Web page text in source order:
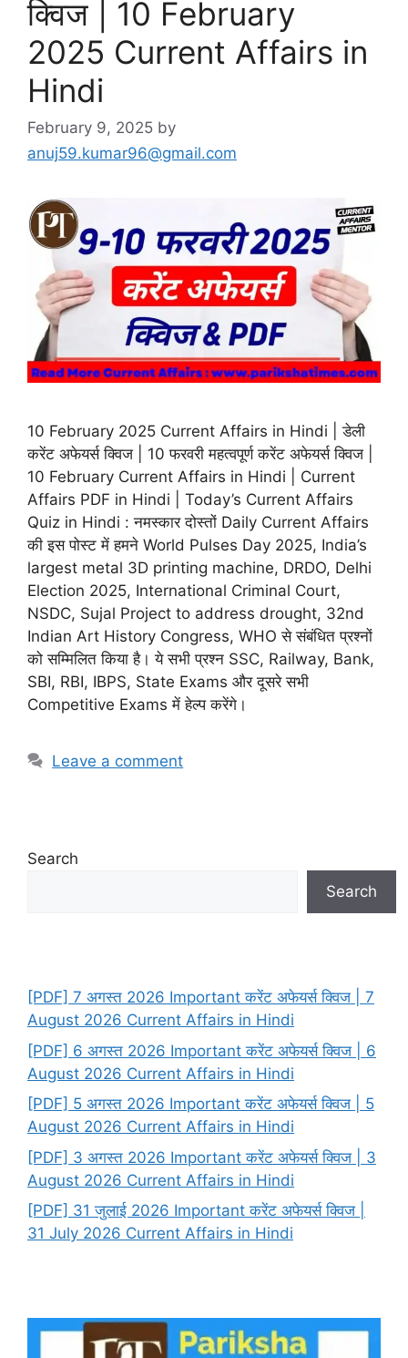
क्विज | 10 February
2025 Current Affairs in
Hindi
February 9, 2025 by
anuj59.kumar96@gmail.com
10 February 2025 Current Affairs in Hindi | डेली
करेंट अफेयर्स क्विज | 10 फरवरी महत्वपूर्ण करेंट अफेयर्स क्विज |
10 February Current Affairs in Hindi | Current
Affairs PDF in Hindi | Today’s Current Affairs
Quiz in Hindi : नमस्कार दोस्तों Daily Current Affairs
की इस पोस्ट में हमने World Pulses Day 2025, India’s
largest metal 3D printing machine, DRDO, Delhi
Election 2025, International Criminal Court,
NSDC, Sujal Project to address drought, 32nd
Indian Art History Congress, WHO से संबंधित प्रश्नों
को सम्मिलित किया है। ये सभी प्रश्न SSC, Railway, Bank,
SBI, RBI, IBPS, State Exams और दूसरे सभी
Competitive Exams में हेल्प करेंगे।
Leave a comment
Search
Search
[PDF] 7 अगस्त 2026 Important करेंट अफेयर्स क्विज | 7
August 2026 Current Affairs in Hindi
[PDF] 6 अगस्त 2026 Important करेंट अफेयर्स क्विज | 6
August 2026 Current Affairs in Hindi
[PDF] 5 अगस्त 2026 Important करेंट अफेयर्स क्विज | 5
August 2026 Current Affairs in Hindi
[PDF] 3 अगस्त 2026 Important करेंट अफेयर्स क्विज | 3
August 2026 Current Affairs in Hindi
[PDF] 31 जुलाई 2026 Important करेंट अफेयर्स क्विज |
31 July 2026 Current Affairs in Hindi